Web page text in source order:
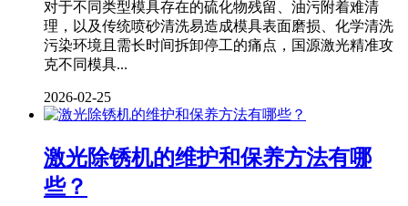
对于不同类型模具存在的硫化物残留、油污附着难清
理，以及传统喷砂清洗易造成模具表面磨损、化学清洗
污染环境且需长时间拆卸停工的痛点，国源激光精准攻
克不同模具...
2026-02-25
激光除锈机的维护和保养方法有哪
些？